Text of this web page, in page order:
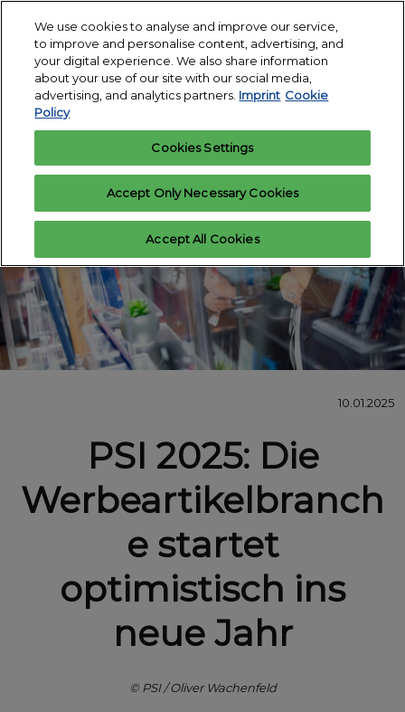
content
12.-14. Januar
Messegelände
Interesse
anmelden
Ausstelleranfrage
10.01.2025
PSI 2025: Die
Werbeartikelbranch
e startet
optimistisch ins
neue Jahr
© PSI / Oliver Wachenfeld
We use cookies to analyse and improve our service,
to improve and personalise content, advertising, and
your digital experience. We also share information
about your use of our site with our social media,
advertising, and analytics partners. Imprint Cookie
Policy
Cookies Settings
Accept Only Necessary Cookies
Accept All Cookies